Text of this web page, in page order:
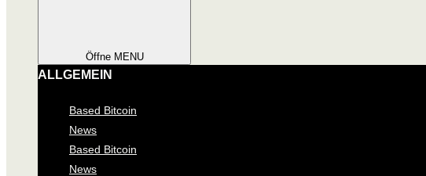
Öffne MENU
ALLGEMEIN
Based Bitcoin
News
Based Bitcoin
News